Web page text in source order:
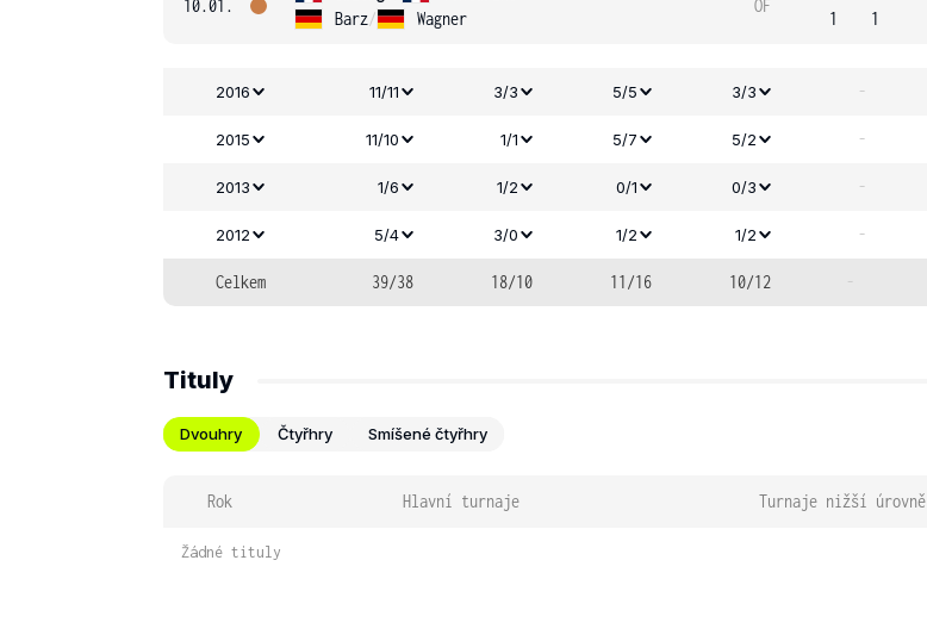
10.01.
Barz/ Wagner
OF
1
1
2016 11/11 3/3 5/5 3/3 -
2015 11/10 1/1 5/7 5/2 -
2013 1/6 1/2 0/1 0/3 -
2012 5/4 3/0 1/2 1/2 -
Celkem 39/38 18/10 11/16 10/12 -
Tituly
Dvouhry Čtyřhry Smíšené čtyřhry
Rok Hlavní turnaje Turnaje nižší úrovně
Žádné tituly